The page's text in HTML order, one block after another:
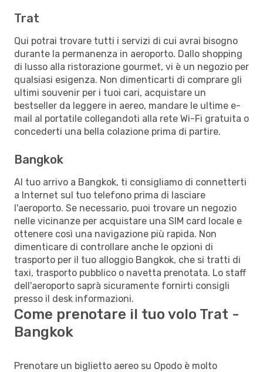
Trat
Qui potrai trovare tutti i servizi di cui avrai bisogno
durante la permanenza in aeroporto. Dallo shopping
di lusso alla ristorazione gourmet, vi è un negozio per
qualsiasi esigenza. Non dimenticarti di comprare gli
ultimi souvenir per i tuoi cari, acquistare un
bestseller da leggere in aereo, mandare le ultime e-
mail al portatile collegandoti alla rete Wi-Fi gratuita o
concederti una bella colazione prima di partire.
Bangkok
Al tuo arrivo a Bangkok, ti consigliamo di connetterti
a Internet sul tuo telefono prima di lasciare
l'aeroporto. Se necessario, puoi trovare un negozio
nelle vicinanze per acquistare una SIM card locale e
ottenere così una navigazione più rapida. Non
dimenticare di controllare anche le opzioni di
trasporto per il tuo alloggio Bangkok, che si tratti di
taxi, trasporto pubblico o navetta prenotata. Lo staff
dell'aeroporto saprà sicuramente fornirti consigli
presso il desk informazioni.
Come prenotare il tuo volo Trat -
Bangkok
Prenotare un biglietto aereo su Opodo è molto